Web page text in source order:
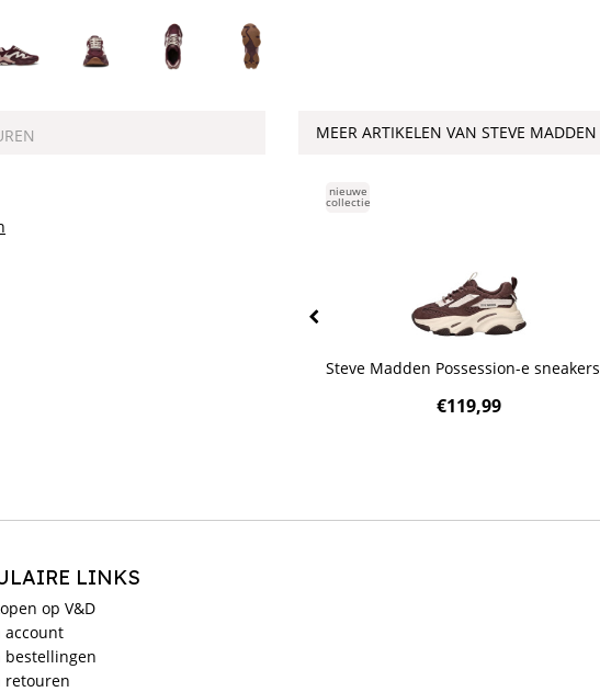
MEER ARTIKELEN VAN STEVE MADDEN
nieuwe
collectie
Steve Madden Possession-e sneakers
€119,99
LINKS
op V&D
account
bestellingen
retouren